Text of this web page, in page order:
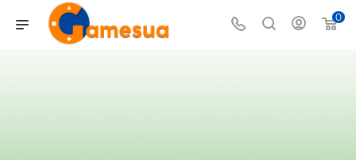
0